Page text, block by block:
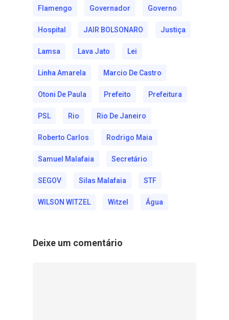
Flamengo Governador Governo
Hospital JAIR BOLSONARO Justiça
Lamsa Lava Jato Lei
Linha Amarela Marcio De Castro
Otoni De Paula Prefeito Prefeitura
PSL Rio Rio De Janeiro
Roberto Carlos Rodrigo Maia
Samuel Malafaia Secretário
SEGOV Silas Malafaia STF
WILSON WITZEL Witzel Água
Deixe um comentário